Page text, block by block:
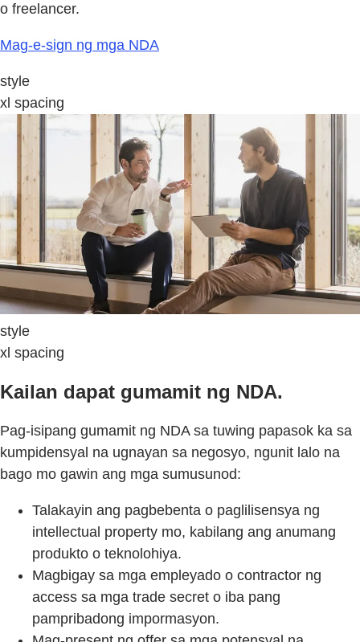
o freelancer.
Mag-e-sign ng mga NDA
style
xl spacing
style
xl spacing
Kailan dapat gumamit ng NDA.
Pag-isipang gumamit ng NDA sa tuwing papasok ka sa
kumpidensyal na ugnayan sa negosyo, ngunit lalo na
bago mo gawin ang mga sumusunod:
Talakayin ang pagbebenta o paglilisensya ng
intellectual property mo, kabilang ang anumang
produkto o teknolohiya.
Magbigay sa mga empleyado o contractor ng
access sa mga trade secret o iba pang
pampribadong impormasyon.